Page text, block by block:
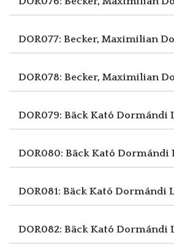
DOR077: Becker, Maximilian
DOR078: Becker, Maximilian
DOR079: Bäck Kató Dormándi
DOR080: Bäck Kató Dormándi
DOR081: Bäck Kató Dormándi
DOR082: Bäck Kató Dormándi